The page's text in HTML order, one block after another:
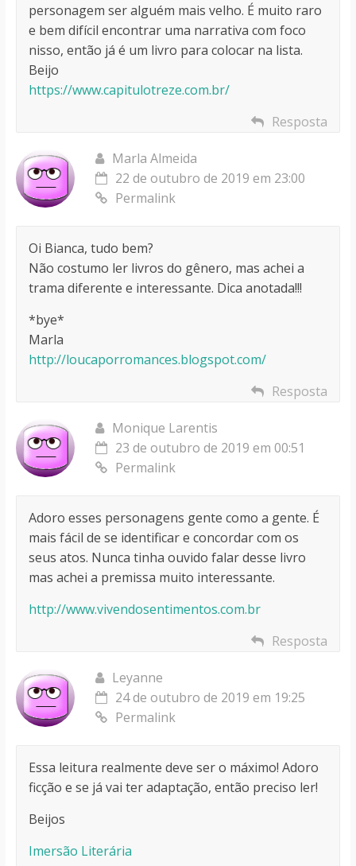
personagem ser alguém mais velho. É muito raro
e bem difícil encontrar uma narrativa com foco
nisso, então já é um livro para colocar na lista.
Beijo
https://www.capitulotreze.com.br/
Resposta
Marla Almeida
22 de outubro de 2019 em 23:00
Permalink
Oi Bianca, tudo bem?
Não costumo ler livros do gênero, mas achei a
trama diferente e interessante. Dica anotada!!!
*bye*
Marla
http://loucaporromances.blogspot.com/
Resposta
Monique Larentis
23 de outubro de 2019 em 00:51
Permalink
Adoro esses personagens gente como a gente. É
mais fácil de se identificar e concordar com os
seus atos. Nunca tinha ouvido falar desse livro
mas achei a premissa muito interessante.
http://www.vivendosentimentos.com.br
Resposta
Leyanne
24 de outubro de 2019 em 19:25
Permalink
Essa leitura realmente deve ser o máximo! Adoro
ficção e se já vai ter adaptação, então preciso ler!
Beijos
Imersão Literária